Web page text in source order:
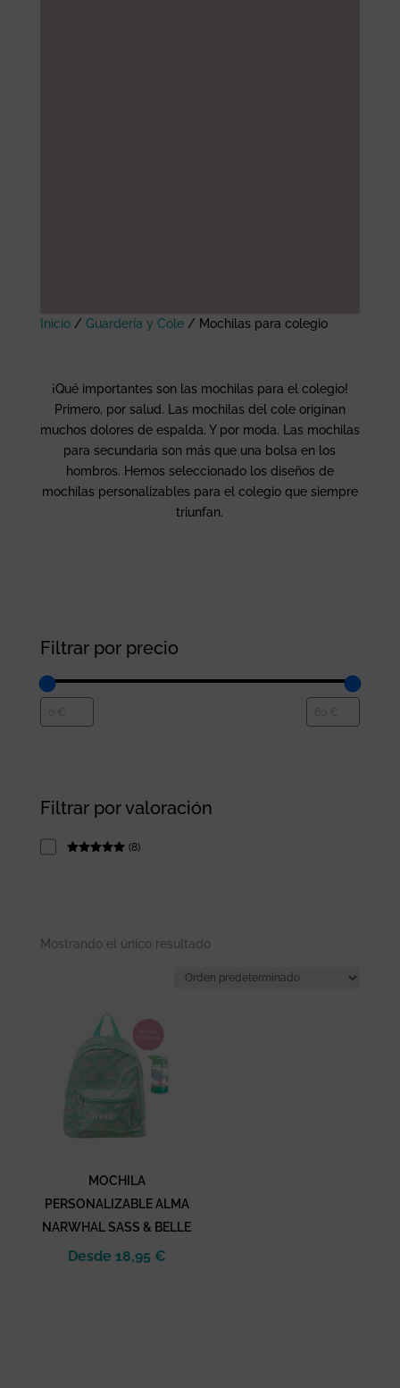
Inicio/ Guardería y Cole/ Mochilas para colegio
¡Qué importantes son las mochilas para el colegio!
Primero, por salud. Las mochilas del cole originan
muchos dolores de espalda. Y por moda. Las mochilas
para secundaria son más que una bolsa en los
hombros. Hemos seleccionado los diseños de
mochilas personalizables para el colegio que siempre
triunfan.
Mostrando el único resultado
MOCHILA
PERSONALIZABLE ALMA
NARWHAL SASS & BELLE
Desde 18,95 €
Filtrar por precio
Filtrar por valoración
(8)